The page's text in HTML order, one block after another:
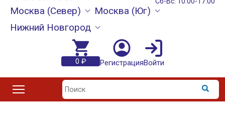
Москва (Север)
Москва (Юг)
Нижний Новгород
0 ₽ РегистрацияВойти